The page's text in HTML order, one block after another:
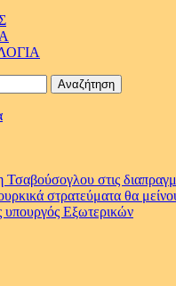
στις
στρατεύματα θα
υπουργός Εξωτερικών